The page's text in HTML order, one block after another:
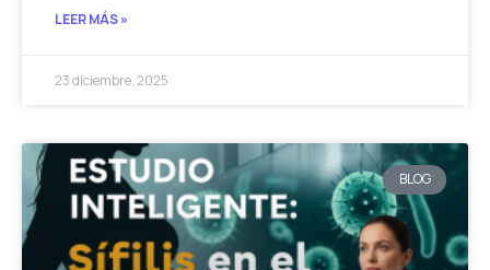
LEER MÁS »
23 diciembre, 2025
BLOG